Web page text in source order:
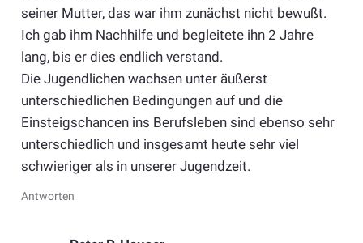
seiner Mutter, das war ihm zunächst nicht bewußt.
Ich gab ihm Nachhilfe und begleitete ihn 2 Jahre
lang, bis er dies endlich verstand.
Die Jugendlichen wachsen unter äußerst
unterschiedlichen Bedingungen auf und die
Einsteigschancen ins Berufsleben sind ebenso sehr
unterschiedlich und insgesamt heute sehr viel
schwieriger als in unserer Jugendzeit.
Antworten